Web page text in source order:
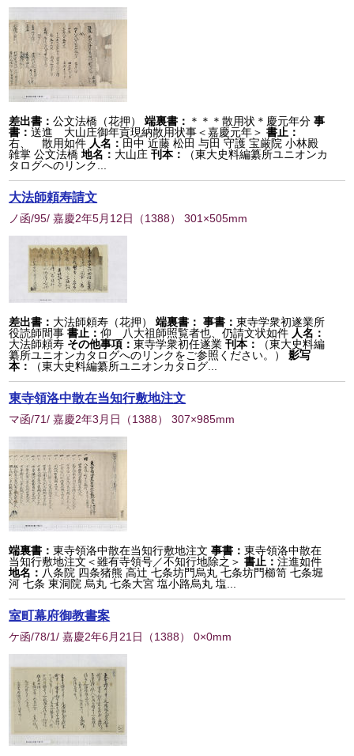
差出書：公文法橋（花押） 端裏書： ＊＊＊散用状＊慶元年分 事
書：送進 大山庄御年貢現納散用状事＜嘉慶元年＞ 書止：
右、 散用如件 人名： 田中 近藤 松田 与田 守護 宝厳院 小林殿
雑掌 公文法橋 地名： 大山庄 刊本：
（東大史料編纂所ユニオンカ
タログへのリンク...
大法師頼寿請文
ノ函/95/ 嘉慶2年5月12日 （1388） 301×505mm
差出書： 大法師頼寿（花押） 端裏書： 事書：東寺学衆初遂業所
役読師間事 書止：仰 八大祖師照覧者也、仍請文状如件 人名：
大法師頼寿 その他事項：東寺学衆初任遂業 刊本：
（東大史料編
纂所ユニオンカタログへのリンクをご参照ください。）
影写
本：
（東大史料編纂所ユニオンカタログ...
東寺領洛中散在当知行敷地注文
マ函/71/ 嘉慶2年3月日 （1388） 307×985mm
端裏書：東寺領洛中散在当知行敷地注文 事書：東寺領洛中散在
当知行敷地注文＜雖有寺領号／不知行地除之＞書止：注進如件
地名： 八条院 四条猪熊 高辻 七条坊門烏丸 七条坊門櫛笥 七条堀
河 七条 東洞院 烏丸 七条大宮 塩小路烏丸 塩...
室町幕府御教書案
ケ函/78/1/ 嘉慶2年6月21日 （1388） 0×0mm